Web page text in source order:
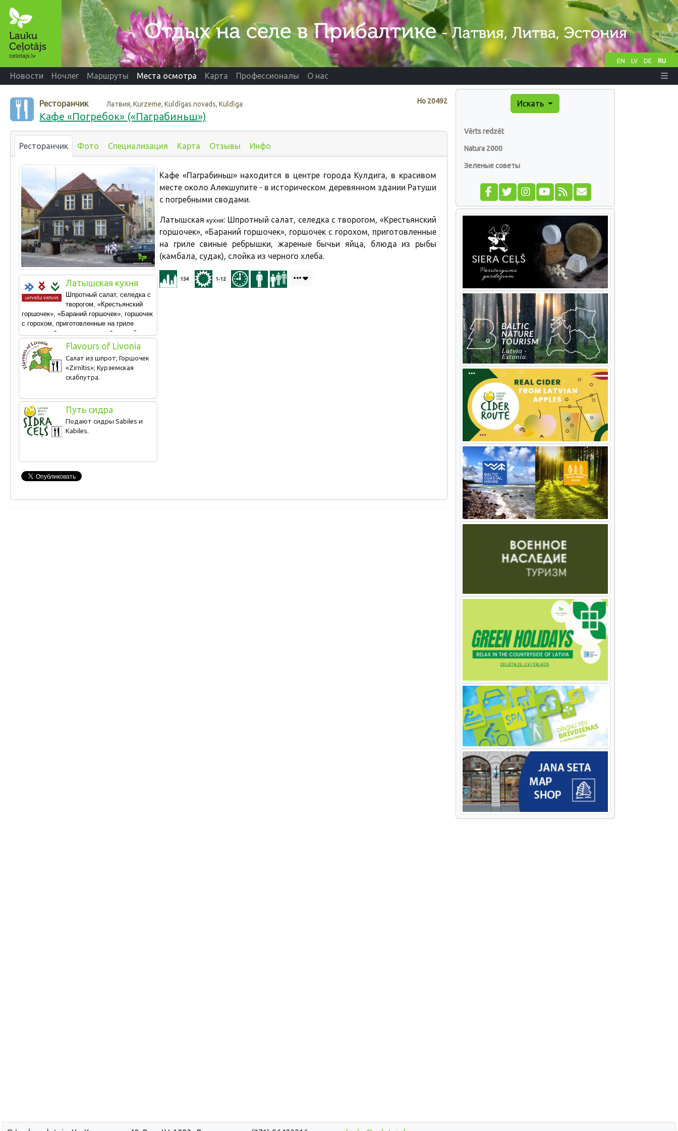
EN LV DE RU
Новости Ночлег Маршруты Места осмотра Карта Профессионалы О нас
Нo 20492
Ресторанчик Латвия, Kurzeme, Kuldīgas novads, Kuldīga
Кафе «Погребок» («Паграбиньш»)
Ресторанчик Фото Специализация Карта Отзывы Инфо
Латышская кухня
Шпротный салат, селедка с
творогом, «Крестьянский
горшочек», «Бараний горшочек», горшочек
с горохом, приготовленные на гриле
свиные ребрышки, жареные бычьи яйца,
блюда из рыбы (камбала, судак), слойка
из черного хлеба.
Flavours of Livonia
Салат из шпрот; Горшочек
«Zirnītis»; Курземская
скабпутра.
Путь сидра
Подают сидры Sabiles и
Kabiles.
Кафе «Паграбиньш» находится в центре города Кулдига, в красивом
месте около Алекшупите - в историческом деревянном здании Ратуши
с погребными сводами.
Латышскаякухня: Шпротный салат, селедка с творогом, «Крестьянский
горшочек», «Бараний горшочек», горшочек с горохом, приготовленные
на гриле свиные ребрышки, жареные бычьи яйца, блюда из рыбы
(камбала, судак), слойка из черного хлеба.
154 1-12
Искать
Vērts redzēt
Natura 2000
Зеленые советы